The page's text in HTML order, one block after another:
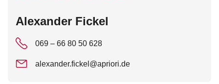
:
Alexander Fickel
069 – 66 80 50 628
alexander.fickel@apriori.de